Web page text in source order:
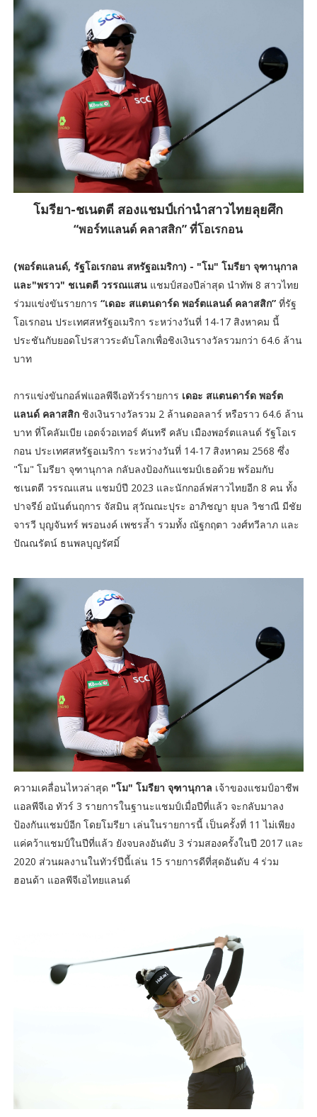
โมรียา-ชเนตตี สองแชมป์เก่านำสาวไทยลุยศึก
“พอร์ทแลนด์ คลาสสิก” ที่โอเรกอน
(พอร์ตแลนด์, รัฐโอเรกอน สหรัฐอเมริกา) - "โม" โมรียา จุฑานุกาล
และ"พราว" ชเนตตี วรรณแสนแชมป์สองปีล่าสุด นำทัพ 8 สาวไทย
ร่วมแข่งขันรายการ “เดอะ สแตนดาร์ด พอร์ตแลนด์ คลาสสิก” ที่รัฐ
โอเรกอน ประเทศสหรัฐอเมริกา ระหว่างวันที่ 14-17 สิงหาคม นี้
ประชันกับยอดโปรสาวระดับโลกเพื่อชิงเงินรางวัลรวมกว่า 64.6 ล้าน
บาท
การแข่งขันกอล์ฟแอลพีจีเอทัวร์รายการ เดอะ สแตนดาร์ด พอร์ต
แลนด์ คลาสสิกชิงเงินรางวัลรวม 2 ล้านดอลลาร์ หรือราว 64.6 ล้าน
บาท ที่โคลัมเบีย เอดจ์วอเทอร์ คันทรี คลับ เมืองพอร์ตแลนด์ รัฐโอเร
กอน ประเทศสหรัฐอเมริกา ระหว่างวันที่ 14-17 สิงหาคม 2568 ซึ่ง
"โม" โมรียา จุฑานุกาล กลับลงป้องกันแชมป์เธอด้วย พร้อมกับ
ชเนตตี วรรณแสน แชมป์ปี 2023 และนักกอล์ฟสาวไทยอีก 8 คน ทั้ง
ปาจรีย์ อนันต์นฤการ จัสมิน สุวัณณะปุระ อาภิชญา ยุบล วิชาณี มีชัย
จารวี บุญจันทร์ พรอนงค์ เพชรล้ำ รวมทั้ง ณัฐกฤตา วงศ์ทวีลาภ และ
ปัณณรัตน์ ธนพลบุญรัศมิ์
ความเคลื่อนไหวล่าสุด "โม" โมรียา จุฑานุกาล เจ้าของแชมป์อาชีพ
แอลพีจีเอ ทัวร์ 3 รายการในฐานะแชมป์เมื่อปีที่แล้ว จะกลับมาลง
ป้องกันแชมป์อีก โดยโมรียา เล่นในรายการนี้ เป็นครั้งที่ 11 ไม่เพียง
แค่คว้าแชมป์ในปีที่แล้ว ยังจบลงอันดับ 3 ร่วมสองครั้งในปี 2017 และ
2020 ส่วนผลงานในทัวร์ปีนี้เล่น 15 รายการดีที่สุดอันดับ 4 ร่วม
ฮอนด้า แอลพีจีเอไทยแลนด์